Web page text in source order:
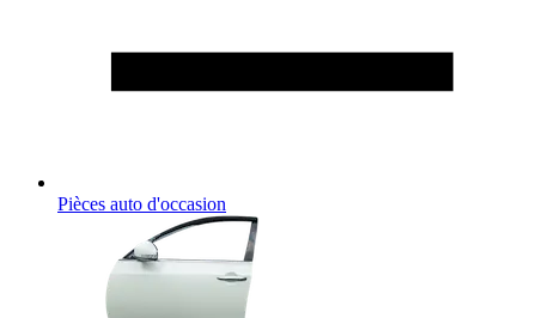
Pièces auto d'occasion